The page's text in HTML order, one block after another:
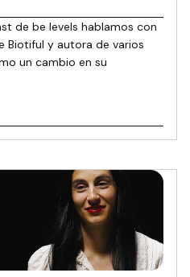
de be levels hablamos con
Biotiful y autora de varios
un cambio en su